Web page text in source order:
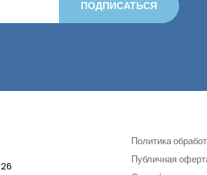
ПОДПИСАТЬСЯ
Политика
Публичная